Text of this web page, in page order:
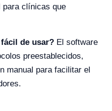
para clínicas que
de usar? El software
preestablecidos,
manual para facilitar el